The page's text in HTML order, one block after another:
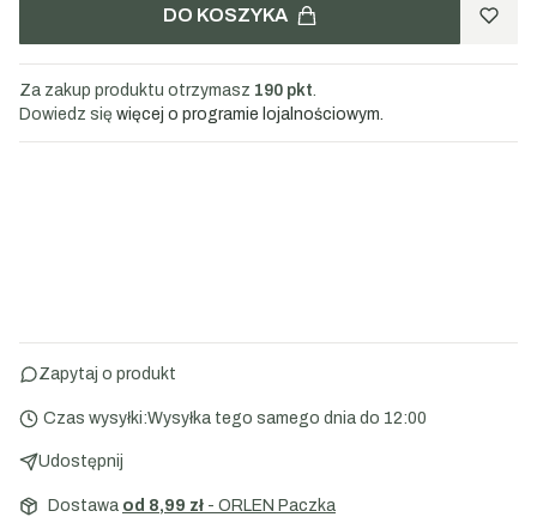
DO KOSZYKA
Za zakup produktu otrzymasz 190 pkt
Dowiedz się więcej o programie lojalnościowym.
Zapytaj o produkt
Czas wysyłki:Wysyłka tego samego dnia do 12:00
Udostępnij
Dostawa od 8,99 zł - ORLEN Paczka